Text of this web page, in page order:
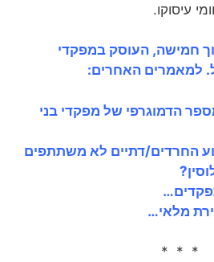
עיסוקו.
חמישה, העוסק במפקדי
למאמרים האחרים:
הדמוגרפי של מפקדי בני
החרדים/דתיים לא משתתפים
מלאי…
* * *